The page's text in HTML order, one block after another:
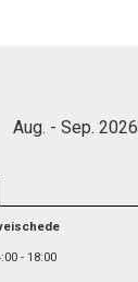
Aug. - Sep. 2026
- 18:00